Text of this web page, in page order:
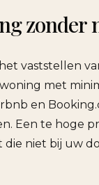
zonder
vaststellen
met
en
Een te hoge
niet bij uw